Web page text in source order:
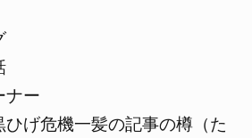
ナー
げ危機一髪の記事の樽（た